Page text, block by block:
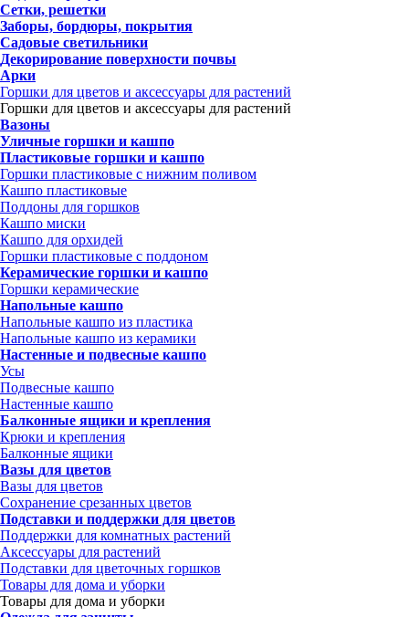
Сетки, решетки
Заборы, бордюры, покрытия
Садовые светильники
Декорирование поверхности почвы
Арки
Горшки для цветов и аксессуары для растений
Горшки для цветов и аксессуары для растений
Вазоны
Уличные горшки и кашпо
Пластиковые горшки и кашпо
Горшки пластиковые с нижним поливом
Кашпо пластиковые
Поддоны для горшков
Кашпо миски
Кашпо для орхидей
Горшки пластиковые с поддоном
Керамические горшки и кашпо
Горшки керамические
Напольные кашпо
Напольные кашпо из пластика
Напольные кашпо из керамики
Настенные и подвесные кашпо
Усы
Подвесные кашпо
Настенные кашпо
Балконные ящики и крепления
Крюки и крепления
Балконные ящики
Вазы для цветов
Вазы для цветов
Сохранение срезанных цветов
Подставки и поддержки для цветов
Поддержки для комнатных растений
Аксессуары для растений
Подставки для цветочных горшков
Товары для дома и уборки
Товары для дома и уборки